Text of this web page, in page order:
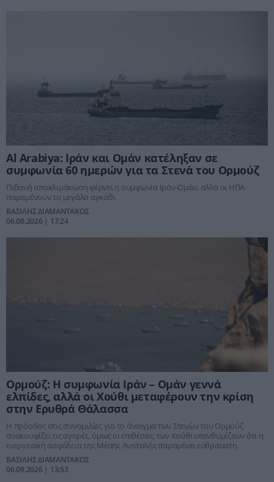
Al Arabiya: Ιράν και Ομάν κατέληξαν σε
συμφωνία 60 ημερών για τα Στενά του Ορμούζ
Πιθανή αποκλιμάκωση φέρνει η συμφωνία Ιράν-Ομάν, αλλά οι ΗΠΑ
παραμένουν το μεγάλο αγκάθι
ΒΑΣΙΛΗΣ ΔΙΑΜΑΝΤΑΚΟΣ
06.08.2026 | 17:24
Ορμούζ: Η συμφωνία Ιράν – Ομάν γεννά
ελπίδες, αλλά οι Χούθι μεταφέρουν την κρίση
στην Ερυθρά Θάλασσα
Η πρόοδος στις συνομιλίες για το άνοιγμα των Στενών του Ορμούζ
ανακουφίζει τις αγορές, όμως οι επιθέσεις των Χούθι υπενθυμίζουν ότι η
ενεργειακή ασφάλεια της Μέσης Ανατολής παραμένει εύθραυστη.
ΒΑΣΙΛΗΣ ΔΙΑΜΑΝΤΑΚΟΣ
06.08.2026 | 13:53